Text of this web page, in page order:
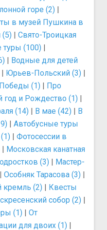
горе (2) |
в музей Пушкина в
| Свято-Троицкая
туры (100) |
| Водные для детей
| Юрьев-Польский (3) |
(1) | Про
год и Рождество (1) |
(14) | В мае (42) | В
| Автобусные туры
| Фотосессии в
| Московская канатная
(3) | Мастер-
| Особняк Тарасова (3) |
кремль (2) | Квесты
собор (2) |
(1) | От
для двоих (1) |